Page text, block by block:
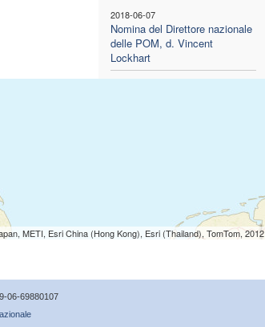
2018-06-07
Nomina del Direttore nazionale
delle POM, d. Vincent
Lockhart
METI, Esri China (Hong Kong), Esri (Thailand), TomTom, 2012
06-69880107